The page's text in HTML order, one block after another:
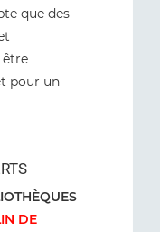
que des
être
pour un
DE